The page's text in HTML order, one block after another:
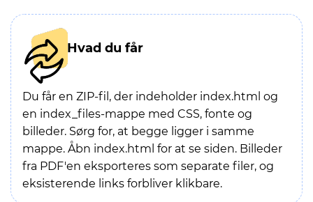
Hvad du får
Du får en ZIP-fil, der indeholder index.html og
en index_files-mappe med CSS, fonte og
billeder. Sørg for, at begge ligger i samme
mappe. Åbn index.html for at se siden. Billeder
fra PDF'en eksporteres som separate filer, og
eksisterende links forbliver klikbare.